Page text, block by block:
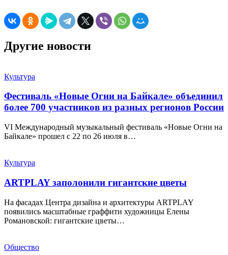
Другие новости
Культура
Фестиваль «Новые Огни на Байкале» объединил
более 700 участников из разных регионов России
VI Международный музыкальный фестиваль «Новые Огни на
Байкале» прошел с 22 по 26 июля в…
Культура
ARTPLAY заполонили гигантские цветы
На фасадах Центра дизайна и архитектуры ARTPLAY
появились масштабные граффити художницы Елены
Романовской: гигантские цветы…
Общество